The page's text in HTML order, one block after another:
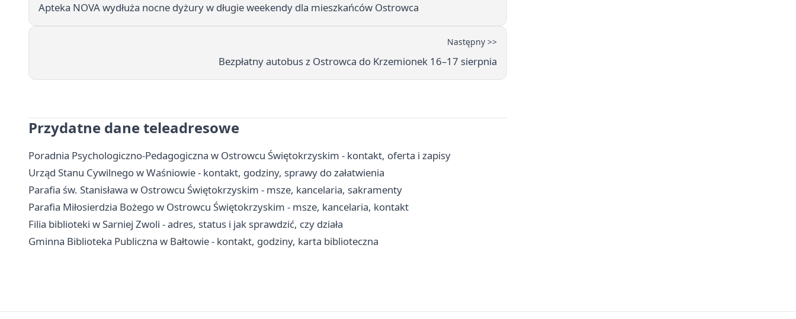
Apteka NOVA wydłuża nocne dyżury w długie weekendy dla mieszkańców Ostrowca
Następny >>
Bezpłatny autobus z Ostrowca do Krzemionek 16–17 sierpnia
Przydatne dane teleadresowe
Poradnia Psychologiczno-Pedagogiczna w Ostrowcu Świętokrzyskim - kontakt, oferta i zapisy
Urząd Stanu Cywilnego w Waśniowie - kontakt, godziny, sprawy do załatwienia
Parafia św. Stanisława w Ostrowcu Świętokrzyskim - msze, kancelaria, sakramenty
Parafia Miłosierdzia Bożego w Ostrowcu Świętokrzyskim - msze, kancelaria, kontakt
Filia biblioteki w Sarniej Zwoli - adres, status i jak sprawdzić, czy działa
Gminna Biblioteka Publiczna w Bałtowie - kontakt, godziny, karta biblioteczna